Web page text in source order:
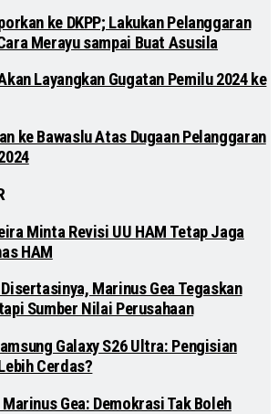
ke DKPP; Lakukan Pelanggaran
Merayu sampai Buat Asusila
Layangkan Gugatan Pemilu 2024 ke
ke Bawaslu Atas Dugaan Pelanggaran
Minta Revisi UU HAM Tetap Jaga
HAM
Marinus Gea Tegaskan
Sumber Nilai Perusahaan
Galaxy S26 Ultra: Pengisian
Cerdas?
Gea: Demokrasi Tak Boleh